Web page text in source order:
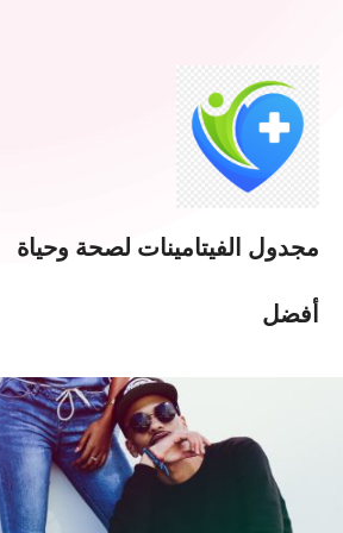
مجدول الفيتامينات لصحة وحياة
أفضل